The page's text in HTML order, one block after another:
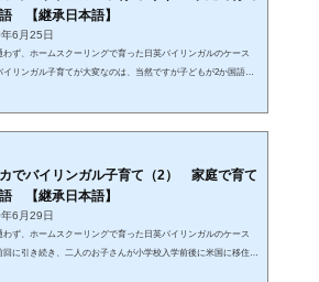
【継承日本語】
6月25日
わず、ホームスクーリングで育った日英バイリンガルのケース
イリンガル子育てが大変なのは、当然ですが子どもが2か国語を
多かったのです。最近では日本への訪問者や働く人の増加、アニ
本を見る目は一...
でバイリンガル子育て（2） 家庭で育て
【継承日本語】
6月29日
わず、ホームスクーリングで育った日英バイリンガルのケース
回に引き続き、二人のお子さんが小学校入学前後に米国に移住